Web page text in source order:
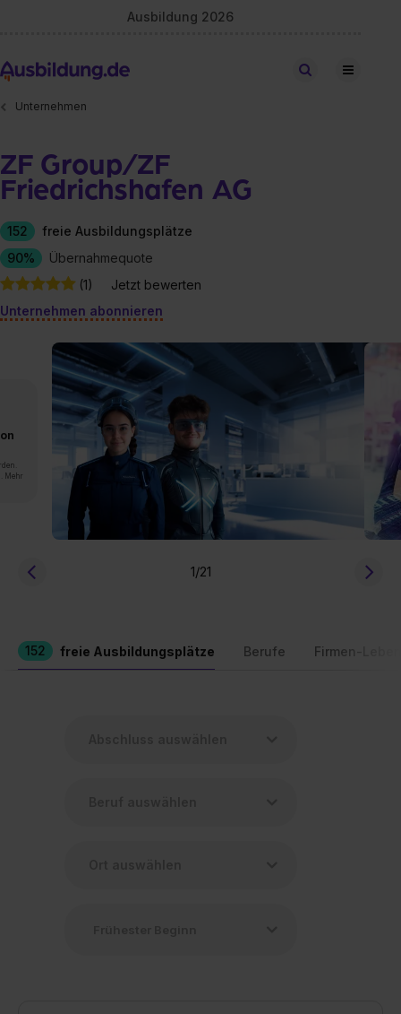
Ausbildung 2026
Stellen finden
Unternehmen
ZF Group/ZF
Friedrichshafen AG
152
freie Ausbildungsplätze
90%
Übernahmequote
(1)
Jetzt bewerten
Unternehmen abonnieren
Mehr
1/21
152 freie Ausbildungsplätze Berufe Firmen-